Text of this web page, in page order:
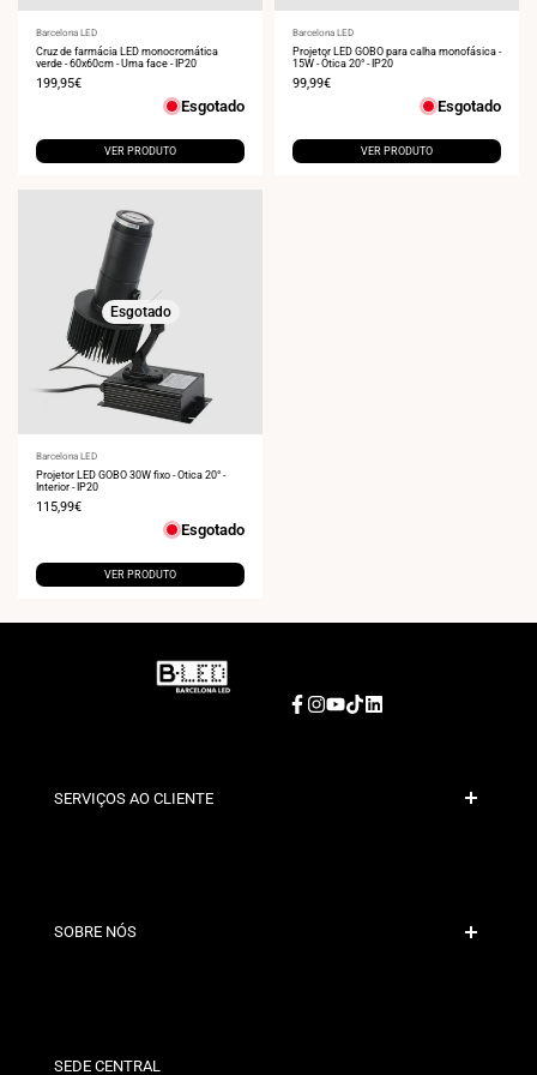
Fornecedor:
Barcelona LED
Cruz de farmácia LED monocromática
verde - 60x60cm - Uma face - IP20
Preço
199,95€
Esgotado
VER PRODUTO
Fornecedor:
Barcelona LED
Projetor LED GOBO para calha monofásica -
15W - Ótica 20° - IP20
Preço
99,99€
Esgotado
VER PRODUTO
Esgotado
Fornecedor:
Barcelona LED
Projetor LED GOBO 30W fixo - Ótica 20° -
Interior - IP20
Preço
115,99€
Esgotado
VER PRODUTO
Facebook
Instagram
YouTube
TikTokLinkedIn
SERVIÇOS AO CLIENTE
Contacto
SOBRE NÓS
Nossas Lojas
SEDE CENTRAL